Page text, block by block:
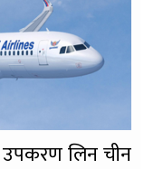
लिन चीन